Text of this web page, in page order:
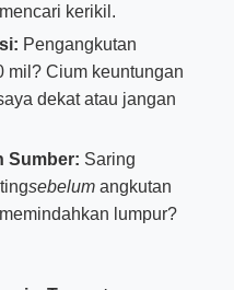
kerikil.
Pengangkutan
mil? Cium keuntungan
dekat atau jangan
Sumber: Saring
sebelumangkutan
lumpur?